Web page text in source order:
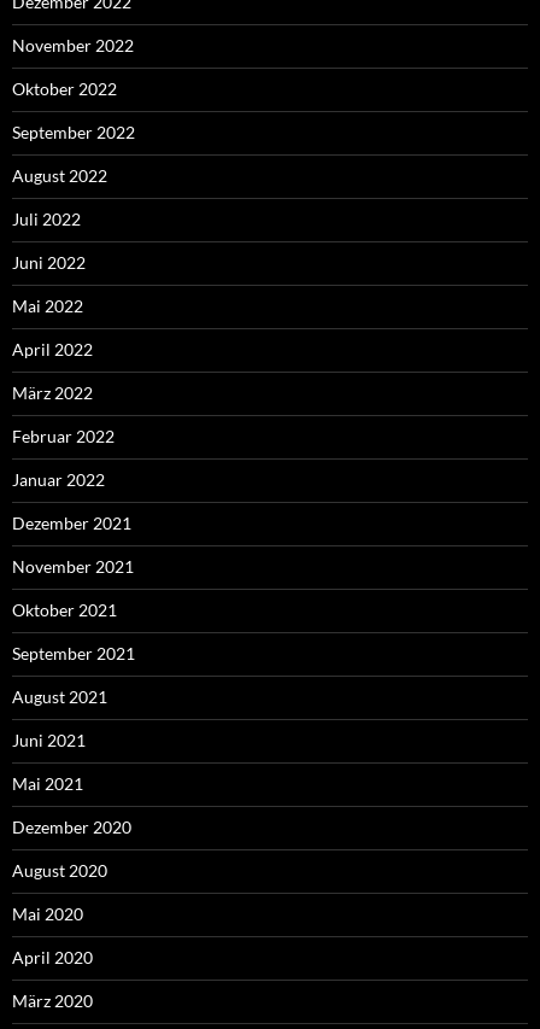
November 2022
Oktober 2022
September 2022
August 2022
Juli 2022
Juni 2022
Mai 2022
April 2022
März 2022
Februar 2022
Januar 2022
Dezember 2021
November 2021
Oktober 2021
September 2021
August 2021
Juni 2021
Mai 2021
Dezember 2020
August 2020
Mai 2020
April 2020
März 2020